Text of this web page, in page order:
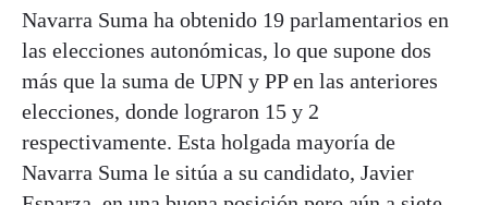
Navarra Suma ha obtenido 19 parlamentarios en
las elecciones autonómicas, lo que supone dos
más que la suma de UPN y PP en las anteriores
elecciones, donde lograron 15 y 2
respectivamente. Esta holgada mayoría de
Navarra Suma le sitúa a su candidato, Javier